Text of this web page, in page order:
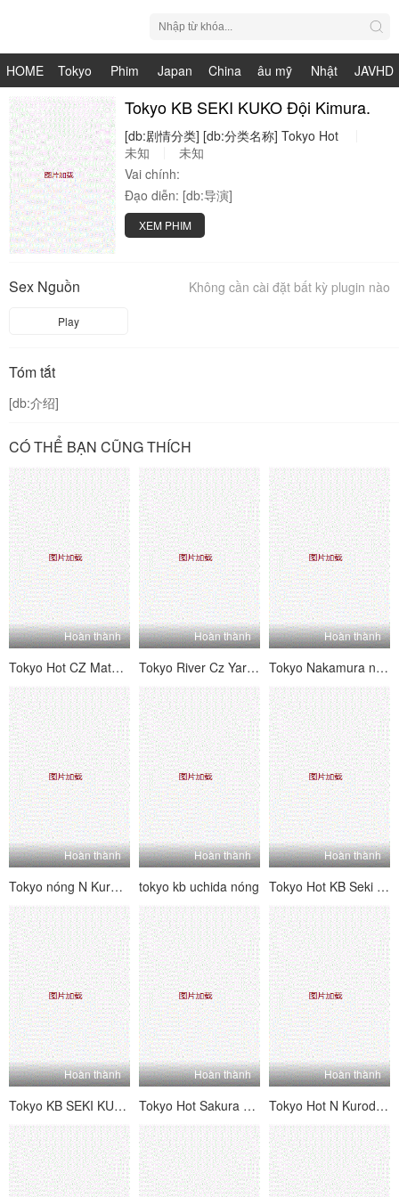
HOME
Tokyo
Hot
Phim
Nhật
Bản
Japan
HDV
China
live
âu mỹ
Nhật
Bản
JAVHD
Tokyo KB SEKI KUKO Đội Kimura.
[db:剧情分类] [db:分类名称] Tokyo Hot
未知
未知
Vai chính:
Đạo diễn: [db:导演]
XEM PHIM
Không cần cài đặt bất kỳ plugin nào
Sex Nguồn
Play
Tóm tắt
[db:介绍]
CÓ THỂ BẠN CŨNG THÍCH
Hoàn thành
Tokyo Hot CZ Matsui Megumi
Hoàn thành
Tokyo River Cz Yari nóng bỏng cho Temple of Mengu Harami Aya
Hoàn thành
Tokyo Nakamura nóng
Hoàn thành
Tokyo nóng N Kuroda Mizuho Daman Daisuke Bangkan [Phần 1]
Hoàn thành
tokyo kb uchida nóng
Hoàn thành
Tokyo Hot KB Seki Sabi
Hoàn thành
Tokyo KB SEKI KUKO Đội Kimura.
Hoàn thành
Tokyo Hot Sakura Hira
Hoàn thành
Tokyo Hot N Kuroda Mizuho Daman Cộng tác phụ nữ 凌 編 編